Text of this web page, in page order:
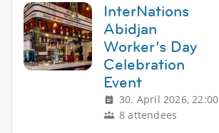
InterNations
Abidjan
Worker’s Day
Celebration
Event
30. April 2026, 22:00
8 attendees